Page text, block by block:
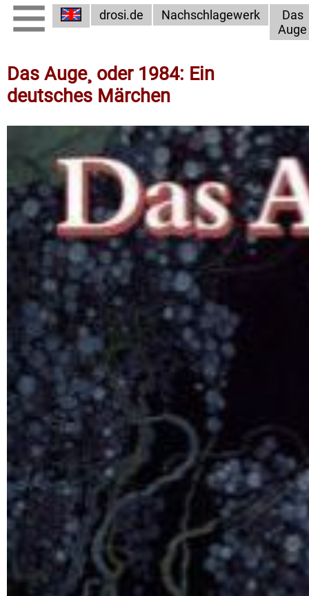
drosi.de Nachschlagewerk
Das
Auge
Das Auge¸ oder 1984: Ein
deutsches Märchen